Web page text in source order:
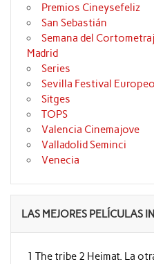
Premios Cineysefeliz
San Sebastián
Semana del
Madrid
Series
Sevilla Festival Europeo
Sitges
TOPS
Valencia Cinemajove
Valladolid Seminci
Venecia
LAS MEJORES PELÍCULAS
1 The tribe 2 Heimat. La